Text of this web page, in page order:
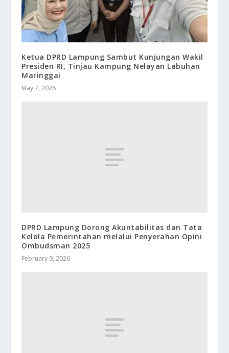
Ketua DPRD Lampung Sambut Kunjungan Wakil
Presiden RI, Tinjau Kampung Nelayan Labuhan
Maringgai
May 7, 2026
DPRD Lampung Dorong Akuntabilitas dan Tata
Kelola Pemerintahan melalui Penyerahan Opini
Ombudsman 2025
February 9, 2026